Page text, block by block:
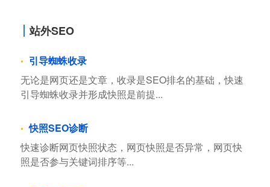
站外SEO
引导蜘蛛收录
无论是网页还是文章，收录是SEO排名的基础，快速
引导蜘蛛收录并形成快照是前提...
快照SEO诊断
快速诊断网页快照状态，网页快照是否异常，网页快
照是否参与关键词排序等...